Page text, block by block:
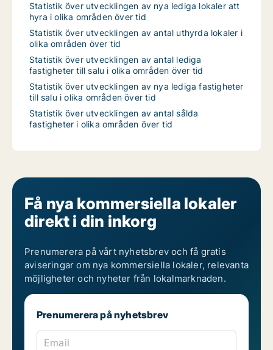
Statistik över utvecklingen av nya lediga lokaler att
hyra i olika områden över tid
Statistik över utvecklingen av antal uthyrda lokaler i
olika områden över tid
Statistik över utvecklingen av antal lediga
fastigheter till salu i olika områden över tid
Statistik över utvecklingen av nya lediga fastigheter
till salu i olika områden över tid
Statistik över utvecklingen av antal sålda
fastigheter i olika områden över tid
Få nya kommersiella lokaler
direkt i din inkorg
Prenumerera på vårt nyhetsbrev och få gratis
aviseringar om nya kommersiella lokaler, relevanta
möjligheter och nyheter från lokalmarknaden.
Prenumerera på nyhetsbrev
Email